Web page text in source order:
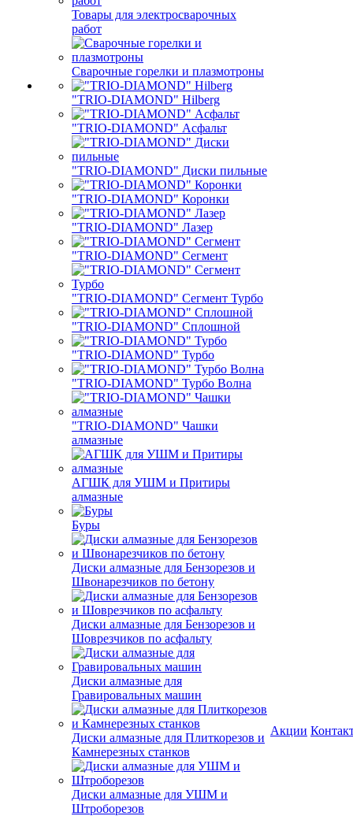
Товары для электросварочных
работ
Сварочные горелки и плазмотроны
"TRIO-DIAMOND" Hilberg
"TRIO-DIAMOND" Асфальт
"TRIO-DIAMOND" Диски пильные
"TRIO-DIAMOND" Коронки
"TRIO-DIAMOND" Лазер
"TRIO-DIAMOND" Сегмент
"TRIO-DIAMOND" Сегмент Турбо
"TRIO-DIAMOND" Сплошной
"TRIO-DIAMOND" Турбо
"TRIO-DIAMOND" Турбо Волна
"TRIO-DIAMOND" Чашки
алмазные
АГШК для УШМ и Притиры
алмазные
Буры
Диски алмазные для Бензорезов и
Швонарезчиков по бетону
Диски алмазные для Бензорезов и
Шоврезчиков по асфальту
Диски алмазные для
Гравировальных машин
Диски алмазные для Плиткорезов и
Камнерезных станков
Диски алмазные для УШМ и
Штроборезов
Акции